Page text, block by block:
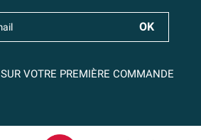
SUR VOTRE PREMIÈRE COMMANDE